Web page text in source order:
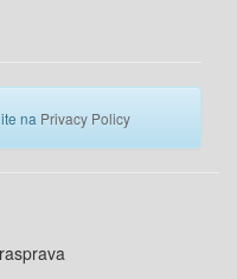
na Privacy Policy